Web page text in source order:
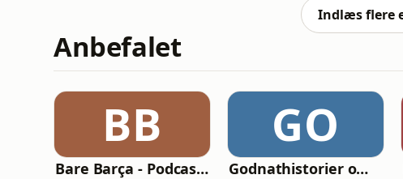
Indlæs flere
Anbefalet
BB
Bare Barça - Podcasten om FC Barcelona
GO
Godnathistorier om NinjaSaurerne Storm og Aske